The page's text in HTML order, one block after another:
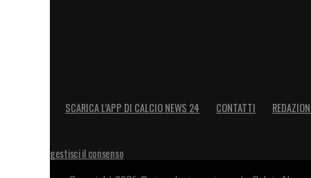
SCARICA L’APP DI CALCIO NEWS 24 CONTATTI
gestisci il consenso